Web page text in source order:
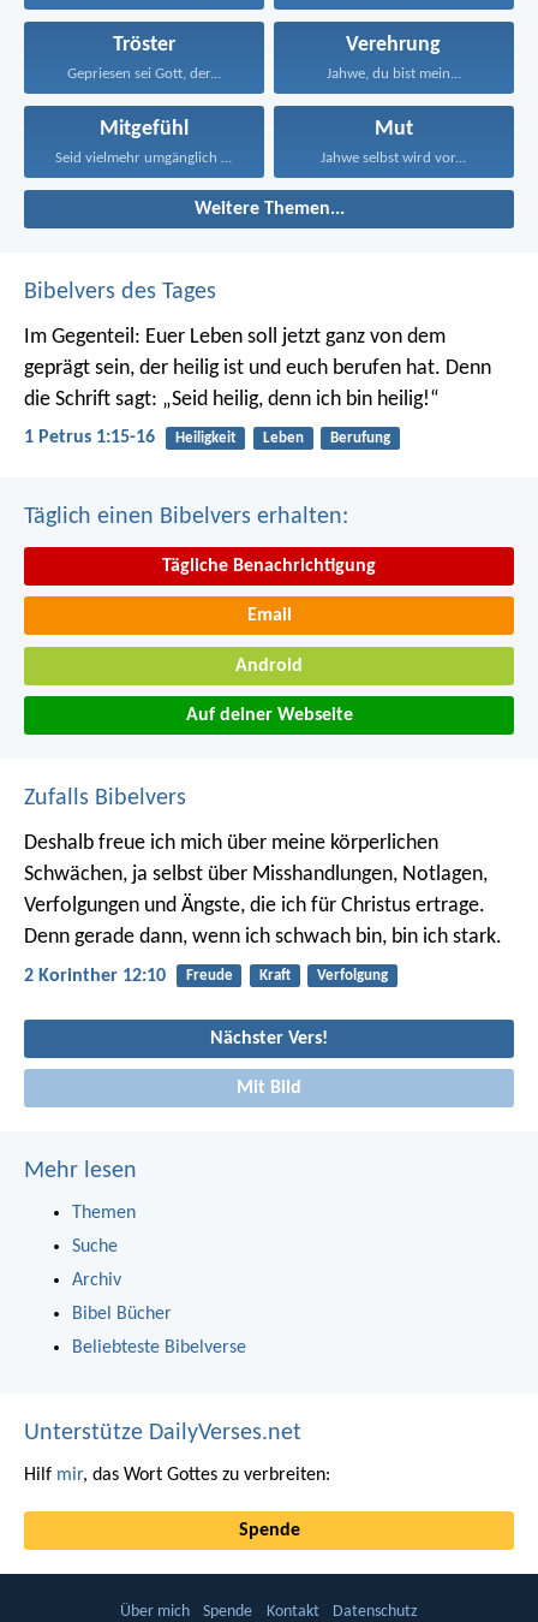
Tröster
Gepriesen sei Gott, der...
Verehrung
Jahwe, du bist mein...
Mitgefühl
Seid vielmehr umgänglich und...
Mut
Jahwe selbst wird vor...
Weitere Themen...
Bibelvers des Tages
Im Gegenteil: Euer Leben soll jetzt ganz von dem
geprägt sein, der heilig ist und euch berufen hat. Denn
die Schrift sagt: „Seid heilig, denn ich bin heilig!“
1 Petrus 1:15-16 Heiligkeit Leben Berufung
Täglich einen Bibelvers erhalten:
Tägliche Benachrichtigung
Email
Android
Auf deiner Webseite
Zufalls Bibelvers
Deshalb freue ich mich über meine körperlichen
Schwächen, ja selbst über Misshandlungen, Notlagen,
Verfolgungen und Ängste, die ich für Christus ertrage.
Denn gerade dann, wenn ich schwach bin, bin ich stark.
2 Korinther 12:10 Freude Kraft Verfolgung
Nächster Vers!
Mit Bild
Mehr lesen
Themen
Suche
Archiv
Bibel Bücher
Beliebteste Bibelverse
Unterstütze DailyVerses.net
Hilf mir, das Wort Gottes zu verbreiten:
Spende
Über mich Spende Kontakt Datenschutz